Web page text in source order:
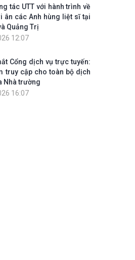
tác UTT với hành trình về
ân các Anh hùng liệt sĩ tại
Quảng Trị
12:07
Cổng dịch vụ trực tuyến:
truy cập cho toàn bộ dịch
Nhà trường
16:07